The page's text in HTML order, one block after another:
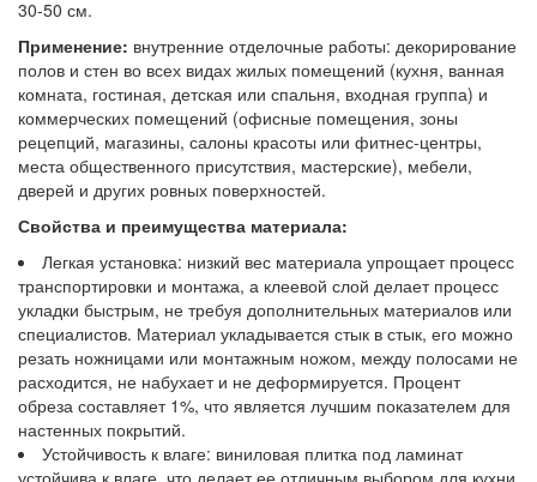
30-50 см.
Применение: внутренние отделочные работы: декорирование
полов и стен во всех видах жилых помещений (кухня, ванная
комната, гостиная, детская или спальня, входная группа) и
коммерческих помещений (офисные помещения, зоны
рецепций, магазины, салоны красоты или фитнес-центры,
места общественного присутствия, мастерские), мебели,
дверей и других ровных поверхностей.
Свойства и преимущества материала:
Легкая установка: низкий вес материала упрощает процесс
транспортировки и монтажа, а клеевой слой делает процесс
укладки быстрым, не требуя дополнительных материалов или
специалистов. Материал укладывается стык в стык, его можно
резать ножницами или монтажным ножом, между полосами не
расходится, не набухает и не деформируется. Процент
обреза составляет 1%, что является лучшим показателем для
настенных покрытий.
Устойчивость к влаге: виниловая плитка под ламинат
устойчива к влаге, что делает ее отличным выбором для кухни